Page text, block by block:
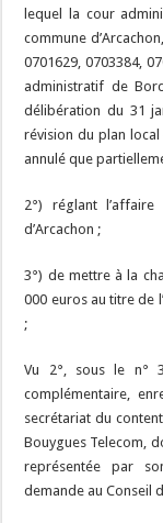
lequel la cour
commune
0701629, 0703384,
administratif de
délibération du 31
révision du plan local
annulé que
2°) réglant
d’Arcachon ;
3°) de mettre à la
000 euros au titre de
;
Vu 2°, sous le n°
complémentaire,
secrétariat du
Bouygues Telecom,
représentée par
demande au Conseil